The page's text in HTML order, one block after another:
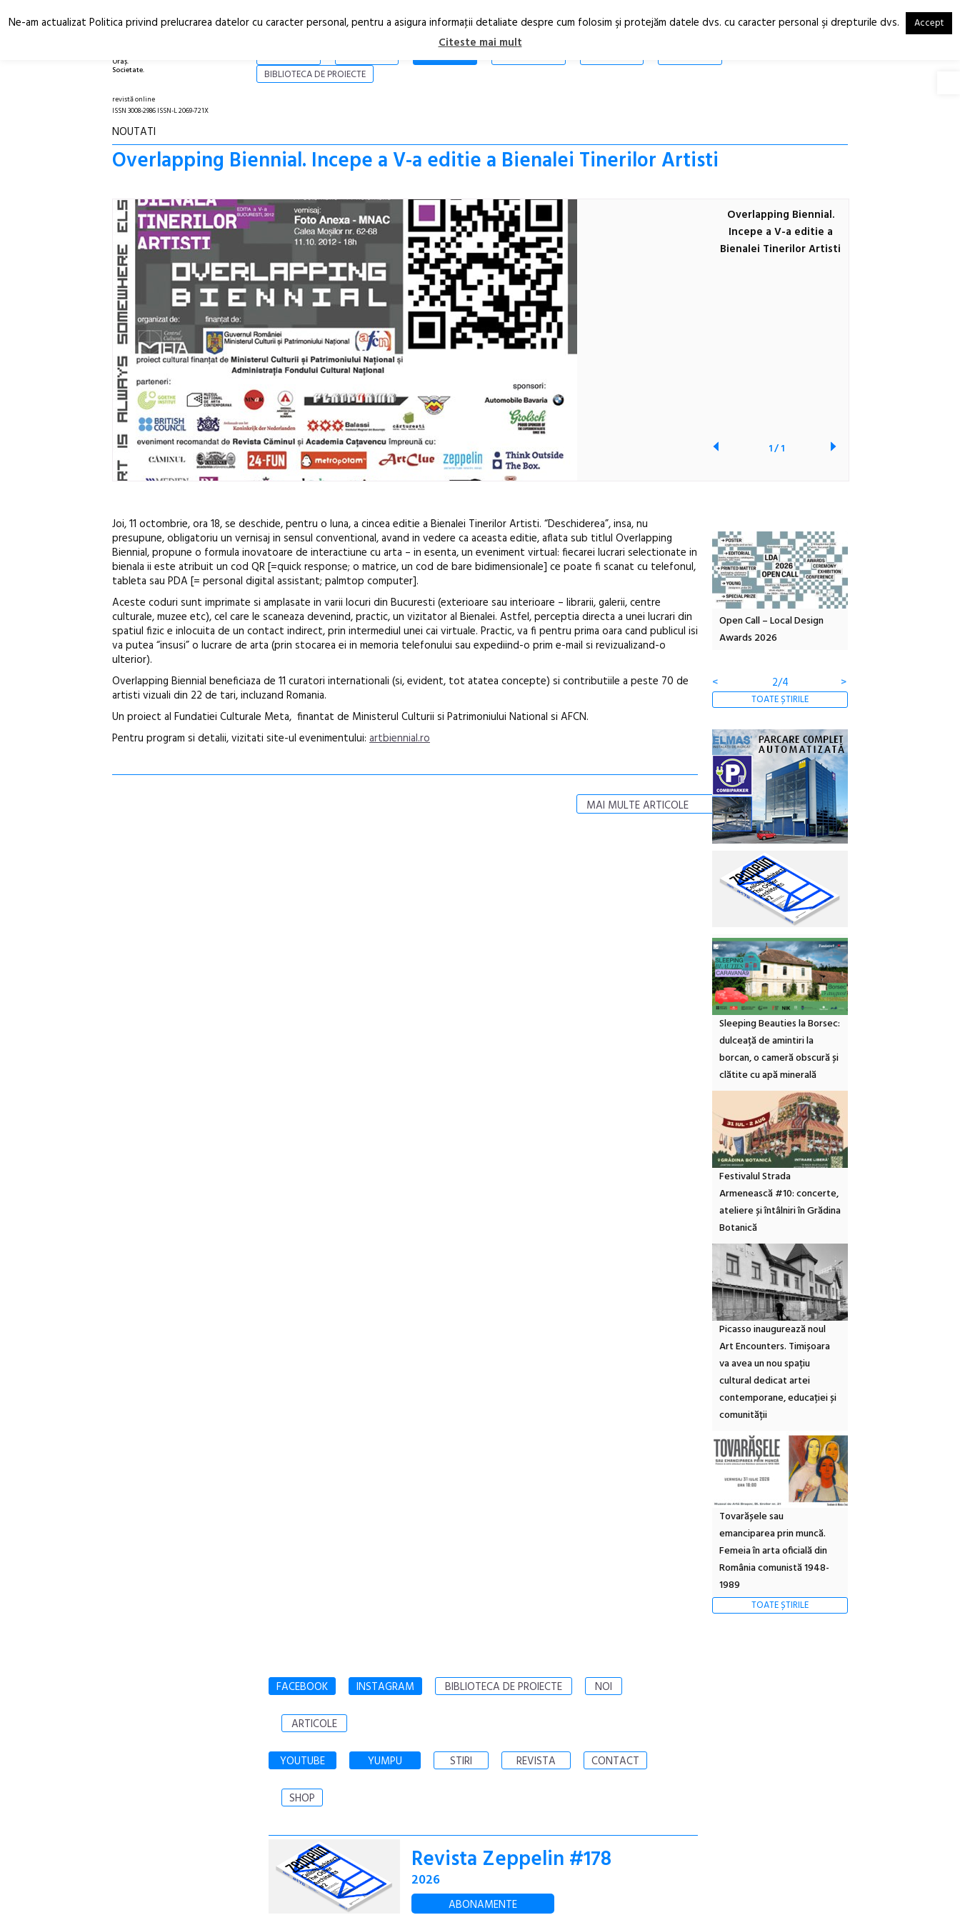
Oraș.
Societate.
RO
EN
STIRI
BIBLIOTECA DE PROIECTE
revistă online
ISSN 3008-2986 ISSN-L 2069-721X
NOUTATI
Overlapping Biennial. Incepe a V-a editie a Bienalei Tinerilor Artisti
Overlapping Biennial.
Incepe a V-a editie a
Bienalei Tinerilor Artisti
1/1
Joi, 11 octombrie, ora 18, se deschide, pentru o luna, a cincea editie a Bienalei Tinerilor Artisti. “Deschiderea”, insa, nu
presupune, obligatoriu un vernisaj in sensul conventional, avand in vedere ca aceasta editie, aflata sub titlul Overlapping
Biennial, propune o formula inovatoare de interactiune cu arta – in esenta, un eveniment virtual: fiecarei lucrari selectionate in
bienala ii este atribuit un cod QR [=quick response; o matrice, un cod de bare bidimensionale] ce poate fi scanat cu telefonul,
tableta sau PDA [= personal digital assistant; palmtop computer].
Aceste coduri sunt imprimate si amplasate in varii locuri din Bucuresti (exterioare sau interioare – librarii, galerii, centre
culturale, muzee etc), cel care le scaneaza devenind, practic, un vizitator al Bienalei. Astfel, perceptia directa a unei lucrari din
spatiul fizic e inlocuita de un contact indirect, prin intermediul unei cai virtuale. Practic, va fi pentru prima oara cand publicul isi
va putea “insusi” o lucrare de arta (prin stocarea ei in memoria telefonului sau expediind-o prim e-mail si revizualizand-o
ulterior).
Overlapping Biennial beneficiaza de 11 curatori internationali (si, evident, tot atatea concepte) si contributiile a peste 70 de
artisti vizuali din 22 de tari, incluzand Romania.
Un proiect al Fundatiei Culturale Meta, finantat de Ministerul Culturii si Patrimoniului National si AFCN.
Pentru program si detalii, vizitati site-ul evenimentului: artbiennial.ro
MAI MULTE ARTICOLE
În curând: POELANDA – parc
de poezie și co-creație
Open Call – Local Design
Awards 2026
<
2/4 >
TOATE ȘTIRILE
Sleeping Beauties la Borsec:
dulceață de amintiri la
borcan, o cameră obscură și
clătite cu apă minerală
Festivalul Strada
Armenească #10: concerte,
ateliere și întâlniri în Grădina
Botanică
Picasso inaugurează noul
Art Encounters. Timișoara
va avea un nou spațiu
cultural dedicat artei
contemporane, educației și
comunității
Tovarășele sau
emanciparea prin muncă.
Femeia în arta oficială din
România comunistă 1948-
1989
TOATE ȘTIRILE
FACEBOOK INSTAGRAM BIBLIOTECA DE PROIECTE NOI
ARTICOLE
YOUTUBE YUMPU STIRI REVISTA CONTACT
SHOP
Revista Zeppelin #178
2026
ABONAMENTE
Ne-am actualizat Politica privind prelucrarea datelor cu caracter personal, pentru a asigura informaţii detaliate despre cum folosim şi protejăm datele dvs. cu caracter personal şi drepturile dvs. Accept
Citeste mai mult